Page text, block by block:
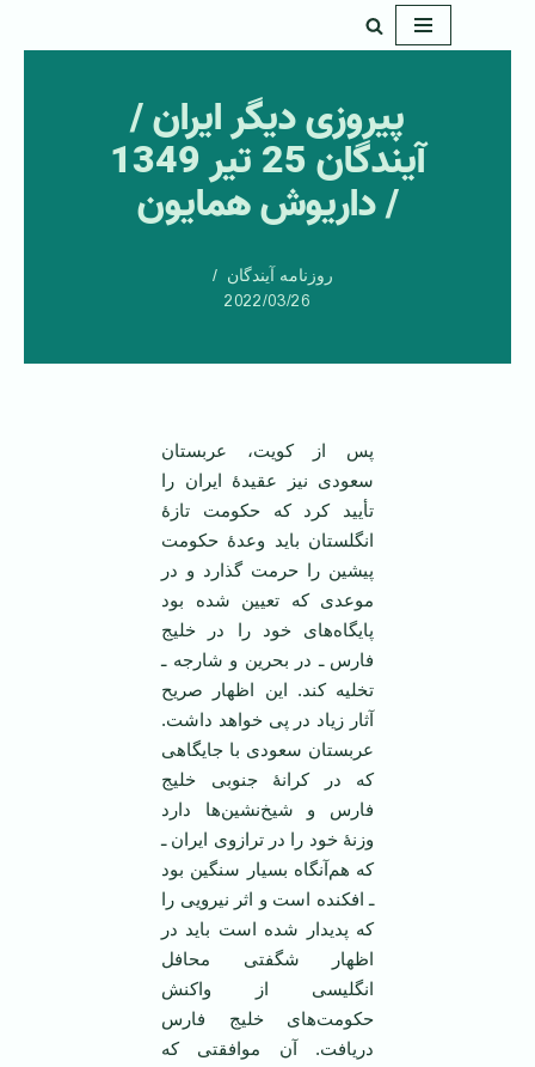
پیروزی دیگر ایران /
آیندگان 25 تیر 1349
/ داریوش همایون
روزنامه آیندگان
2022/03/26
پس از کویت، عربستان
سعودی نیز عقیدۀ ایران را
تأیید کرد که حکومت تازۀ
انگلستان باید وعدۀ حکومت
پیشین را حرمت گذارد و در
موعدی که تعیین شده بود
پایگاه‌های خود را در خلیج
فارس ـ در بحرین و شارجه ـ
تخلیه کند. این اظهار صریح
آثار زیاد در پی خواهد داشت.
عربستان سعودی با جایگاهی
که در کرانۀ جنوبی خلیج
فارس و شیخ‌نشین‌ها دارد
وزنۀ خود را در ترازوی ایران ـ
که هم‌آنگاه بسیار سنگین بود
ـ افکنده است و اثر نیرویی را
که پدیدار شده است باید در
اظهار شگفتی محافل
انگلیسی از واکنش
حکومت‌های خلیج فارس
دریافت. آن موافقتی که